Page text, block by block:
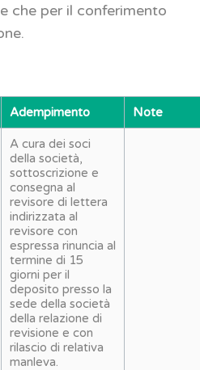
che per il conferimento
Adempimento Note
A cura dei soci
della società,
sottoscrizione e
consegna al
revisore di lettera
indirizzata al
revisore con
espressa rinuncia al
termine di 15
giorni per il
deposito presso la
sede della società
della relazione di
revisione e con
rilascio di relativa
manleva.